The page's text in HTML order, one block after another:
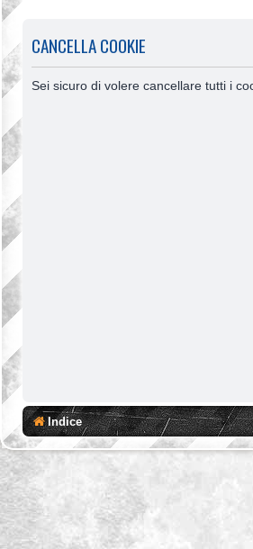
CANCELLA COOKIE
Sei sicuro di volere cancellare tutti i
Indice